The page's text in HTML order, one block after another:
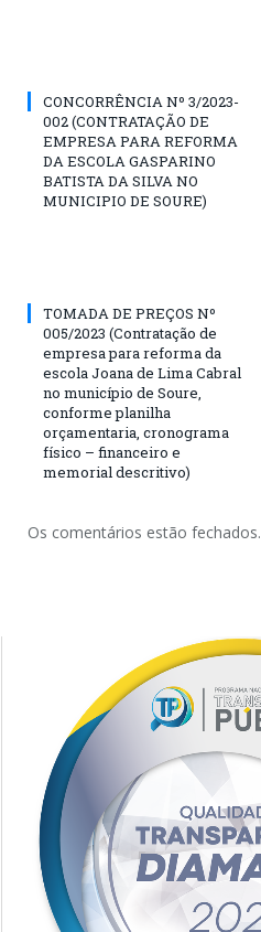
CONCORRÊNCIA Nº 3/2023-
002 (CONTRATAÇÃO DE
EMPRESA PARA REFORMA
DA ESCOLA GASPARINO
BATISTA DA SILVA NO
MUNICIPIO DE SOURE)
TOMADA DE PREÇOS Nº
005/2023 (Contratação de
empresa para reforma da
escola Joana de Lima Cabral
no município de Soure,
conforme planilha
orçamentaria, cronograma
físico – financeiro e
memorial descritivo)
Os comentários estão fechados.